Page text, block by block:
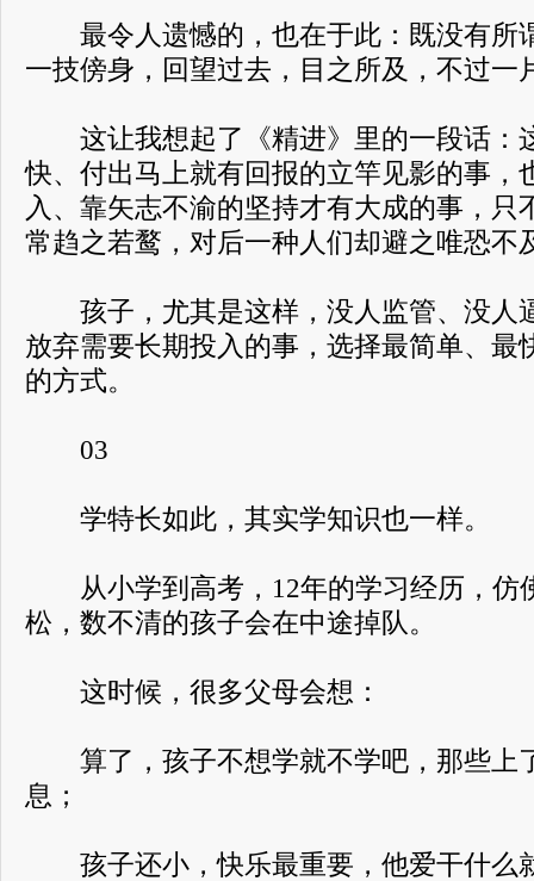
最令人遗憾的，也在于此：既没有所
一技傍身，回望过去，目之所及，不过一
这让我想起了《精进》里的一段话：
快、付出马上就有回报的立竿见影的事，
入、靠矢志不渝的坚持才有大成的事，只
常趋之若鹜，对后一种人们却避之唯恐不
孩子，尤其是这样，没人监管、没人
放弃需要长期投入的事，选择最简单、最
的方式。
03
学特长如此，其实学知识也一样。
从小学到高考，12年的学习经历，仿
松，数不清的孩子会在中途掉队。
这时候，很多父母会想：
算了，孩子不想学就不学吧，那些上
息；
孩子还小，快乐最重要，他爱干什么